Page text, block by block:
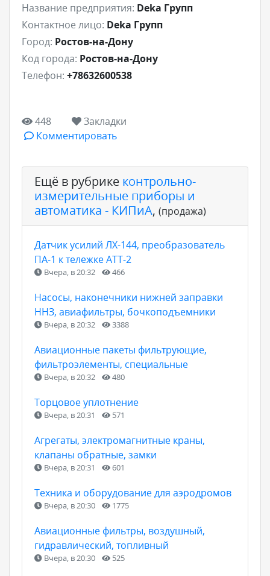
Название предприятия: Deka Групп
Контактное лицо: Deka Групп
Город: Ростов-на-Дону
Код города: Ростов-на-Дону
Телефон: +78632600538
448
Закладки
Комментировать
Ещё в рубрике контрольно-
измерительные приборы и
автоматика - КИПиА, (продажа)
Датчик усилий ЛХ-144, преобразователь
ПА-1 к тележке АТТ-2
Вчера, в 20:32 466
Насосы, наконечники нижней заправки
ННЗ, авиафильтры, бочкоподъемники
Вчера, в 20:32 3388
Авиационные пакеты фильтрующие,
фильтроэлементы, специальные
Вчера, в 20:32 480
Торцовое уплотнение
Вчера, в 20:31 571
Агрегаты, электромагнитные краны,
клапаны обратные, замки
Вчера, в 20:31 601
Техника и оборудование для аэродромов
Вчера, в 20:30 1775
Авиационные фильтры, воздушный,
гидравлический, топливный
Вчера, в 20:30 525